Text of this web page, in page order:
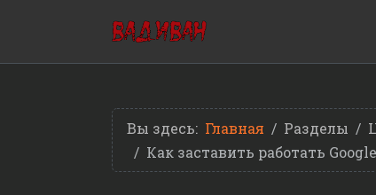
Вы здесь: Главная Разделы
Как заставить работать